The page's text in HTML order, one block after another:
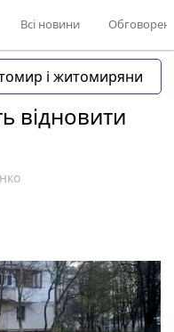
Всі новини
і житомиряни
відновити